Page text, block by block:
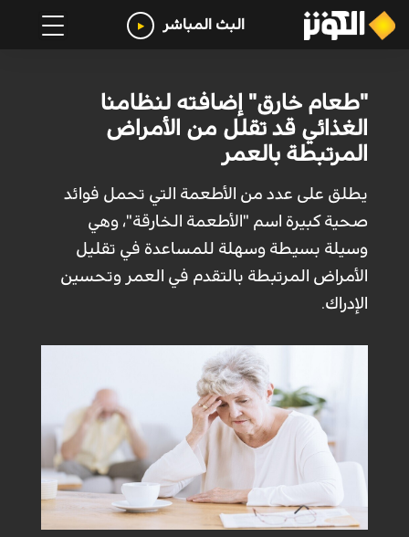
البث المباشر
"طعام خارق" إضافته لنظامنا
الغذائي قد تقلل من الأمراض
المرتبطة بالعمر
يطلق على عدد من الأطعمة التي تحمل فوائد
صحية كبيرة اسم "الأطعمة الخارقة"، وهي
وسيلة بسيطة وسهلة للمساعدة في تقليل
الأمراض المرتبطة بالتقدم في العمر وتحسين
الإدراك.